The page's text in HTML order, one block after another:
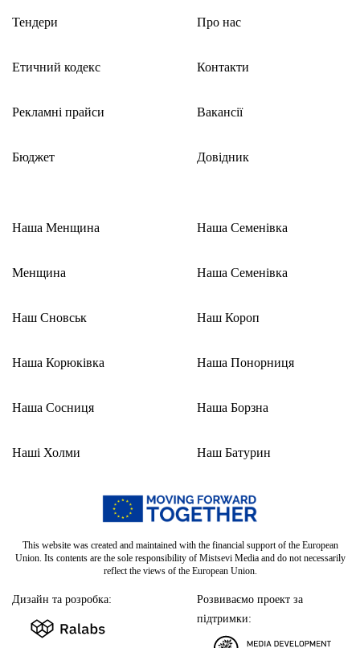
Тендери
Етичний кодекс
Рекламні прайси
Бюджет
Про нас
Контакти
Вакансії
Довідник
Наша Менщина
Менщина
Наш Сновськ
Наша Корюківка
Наша Сосниця
Наші Холми
Наша Семенівка
Наша Семенівка
Наш Короп
Наша Понорниця
Наша Борзна
Наш Батурин
This website was created and maintained with the financial support of the European
Union. Its contents are the sole responsibility of Mistsevi Media and do not necessarily
reflect the views of the European Union.
Дизайн та розробка:
Розвиваємо проект за
підтримки: